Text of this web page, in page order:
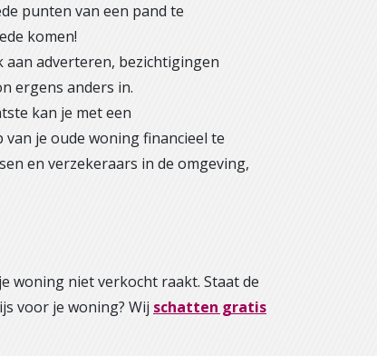
punten van een pand te
komen!
aan adverteren, bezichtigingen
ergens anders in.
kan je met een
je oude woning financieel te
en verzekeraars in de omgeving,
woning niet verkocht raakt. Staat de
voor je woning? Wij schatten gratis